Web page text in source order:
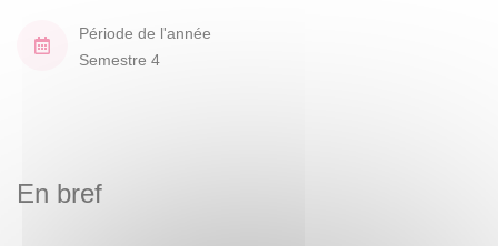
Période de l'année
Semestre 4
En bref